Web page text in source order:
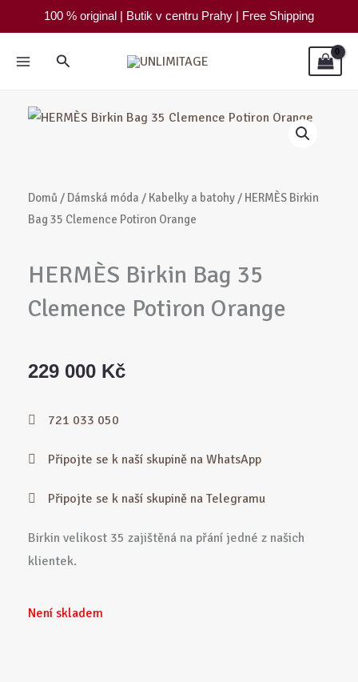
100 % original | Butik v centru Prahy | Free Shipping
Přeskočit
na
obsah
Hledat
Domů / Dámská móda / Kabelky a batohy / HERMÈS Birkin
Bag 35 Clemence Potiron Orange
HERMÈS Birkin Bag 35
Clemence Potiron Orange
229 000 Kč
721 033 050
Připojte se k naší skupině na WhatsApp
Připojte se k naší skupině na Telegramu
Birkin velikost 35 zajištěná na přání jedné z našich
klientek.
Není skladem